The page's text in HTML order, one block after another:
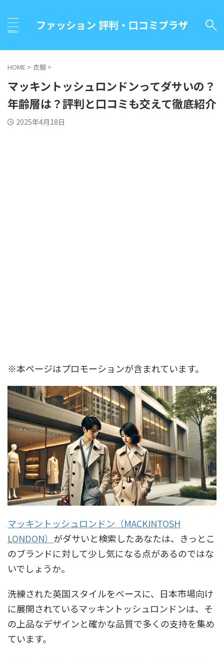
ファッション 評判・口コミプラザ
HOME > 衣服 >
マッキントッシュロンドンってダサいの？
年齢層は？評判と口コミも交えて徹底紹介
2025年4月18日
※本ページはプロモーションが含まれています。
マッキントッシュロンドン（MACKINTOSH
LONDON） がダサいと検索したあなたは、きっとこ
のブランドに対して少し気になる点があるのではな
いでしょうか。
洗練された英国スタイルをベースに、日本市場向け
に展開されているマッキントッシュロンドンは、そ
の上品なデザインと確かな品質で多くの支持を集め
ています。